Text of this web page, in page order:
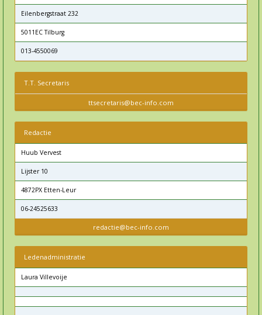
Eilenbergstraat 232
5011EC Tilburg
013-4550069
T.T. Secretaris
ttsecretaris@bec-info.com
Redactie
Huub Vervest
Lijster 10
4872PX Etten-Leur
06-24525633
redactie@bec-info.com
Ledenadministratie
Laura Villevoije